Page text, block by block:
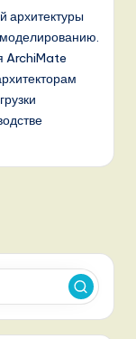
архитектуры
моделированию.
ArchiMate